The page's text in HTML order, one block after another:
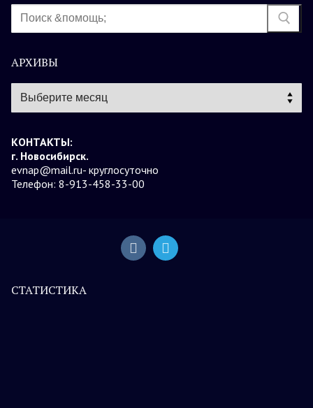
Найти:
АРХИВЫ
Архивы
КОНТАКТЫ:
г. Новосибирск.
evnap@mail.ru- круглосуточно
Телефон: 8-913-458-33-00
СТАТИСТИКА